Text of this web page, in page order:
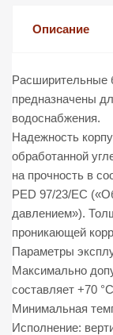
Описание
Расширительные
предназначены
водоснабжения.
Надежность
обработанной
на прочность в
PED 97/23/EC
давлением»).
проникающей
Параметры
Максимально
составляет +70
Минимальная
Исполнение: